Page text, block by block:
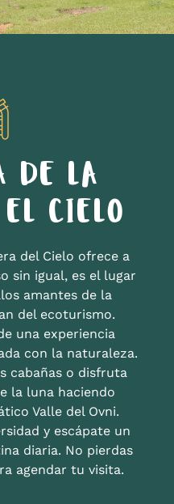
DE LA
CIELO
del Cielo ofrece a
sin igual, es el lugar
amantes de la
del ecoturismo.
una experiencia
con la naturaleza.
cabañas o disfruta
la luna haciendo
Valle del Ovni.
y escápate un
diaria. No pierdas
agendar tu visita.